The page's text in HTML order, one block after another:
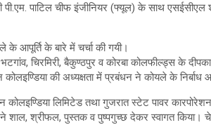
पी.एम. पाटिल चीफ इंजीनियर (फ्यूल) के साथ एसईसीएल
आपूर्ति के बारे में चर्चा की गयी।
चिरमिरी, बैकुण्ठपुर व कोरबा कोलफील्ड्स के
की अध्यक्षता में प्रबंधन ने कोयले के निर्बाध
लिमिटेड तथा गुजरात स्टेट पावर कारपोरेशन
ने शाल, श्रीफल, पुस्तक व पुष्पगुच्छ देकर स्वागत